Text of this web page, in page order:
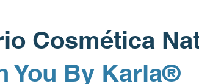
Cosmética
You By Karla®